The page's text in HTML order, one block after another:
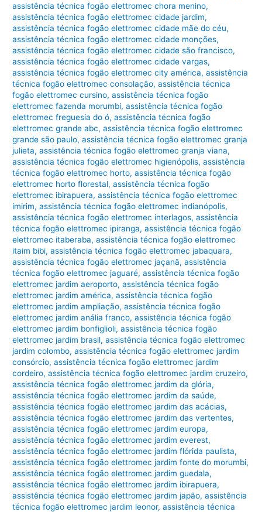
assistência técnica fogão elettromec chora menino,
assistência técnica fogão elettromec cidade jardim,
assistência técnica fogão elettromec cidade mãe do céu,
assistência técnica fogão elettromec cidade monções,
assistência técnica fogão elettromec cidade são francisco,
assistência técnica fogão elettromec cidade vargas,
assistência técnica fogão elettromec city américa,assistência
técnica fogão elettromec consolação,assistência técnica
fogão elettromec cursino,assistência técnica fogão
elettromec fazenda morumbi,assistência técnica fogão
elettromec freguesia do ó,assistência técnica fogão
elettromec grande abc,assistência técnica fogão elettromec
grande são paulo,assistência técnica fogão elettromec granja
julieta,assistência técnica fogão elettromec granja viana,
assistência técnica fogão elettromec higienópolis,assistência
técnica fogão elettromec horto,assistência técnica fogão
elettromec horto florestal,assistência técnica fogão
elettromec ibirapuera,assistência técnica fogão elettromec
imirim,assistência técnica fogão elettromec indianópolis,
assistência técnica fogão elettromec interlagos,assistência
técnica fogão elettromec ipiranga,assistência técnica fogão
elettromec itaberaba,assistência técnica fogão elettromec
itaim bibi,assistência técnica fogão elettromec jabaquara,
assistência técnica fogão elettromec jaçanã,assistência
técnica fogão elettromec jaguaré,assistência técnica fogão
elettromec jardim aeroporto,assistência técnica fogão
elettromec jardim américa,assistência técnica fogão
elettromec jardim ampliação,assistência técnica fogão
elettromec jardim anália franco,assistência técnica fogão
elettromec jardim bonfiglioli,assistência técnica fogão
elettromec jardim brasil,assistência técnica fogão elettromec
jardim colombo,assistência técnica fogão elettromec jardim
consórcio,assistência técnica fogão elettromec jardim
cordeiro,assistência técnica fogão elettromec jardim cruzeiro,
assistência técnica fogão elettromec jardim da glória,
assistência técnica fogão elettromec jardim da saúde,
assistência técnica fogão elettromec jardim das acácias,
assistência técnica fogão elettromec jardim das vertentes,
assistência técnica fogão elettromec jardim europa,
assistência técnica fogão elettromec jardim everest,
assistência técnica fogão elettromec jardim flórida paulista,
assistência técnica fogão elettromec jardim fonte do morumbi,
assistência técnica fogão elettromec jardim guedala,
assistência técnica fogão elettromec jardim ibirapuera,
assistência técnica fogão elettromec jardim japão,assistência
técnica fogão elettromec jardim leonor,assistência técnica